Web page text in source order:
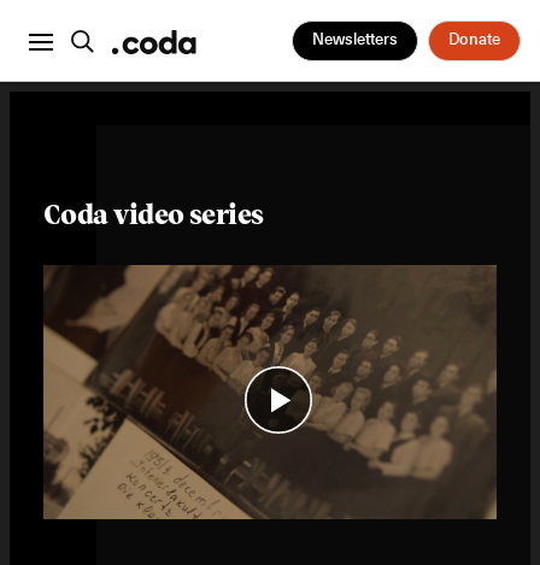
Newsletters Donate
Coda video series